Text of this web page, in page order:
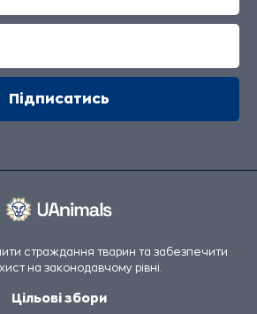
страждання тварин та забезпечити
на законодавчому рівні.
Цільові збори